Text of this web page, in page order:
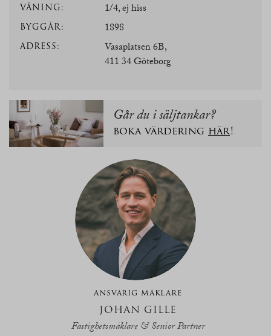
VÅNING: 1/4, ej hiss
BYGGÅR: 1898
ADRESS:
Vasaplatsen 6B,
411 34 Göteborg
Går du i säljtankar?
boka värdering här!
ANSVARIG MÄKLARE
JOHAN GILLE
Fastighetsmäklare & Senior Partner